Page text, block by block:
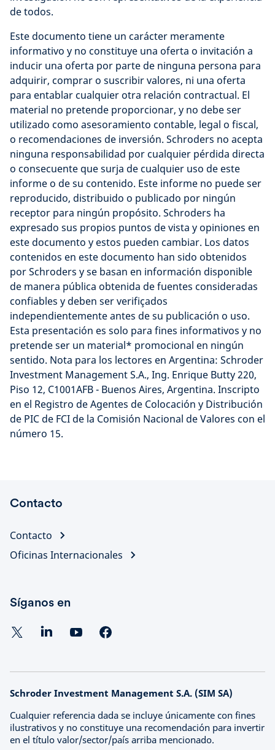
de todos.
Este documento tiene un carácter meramente
informativo y no constituye una oferta o invitación a
inducir una oferta por parte de ninguna persona para
adquirir, comprar o suscribir valores, ni una oferta
para entablar cualquier otra relación contractual. El
material no pretende proporcionar, y no debe ser
utilizado como asesoramiento contable, legal o fiscal,
o recomendaciones de inversión. Schroders no acepta
ninguna responsabilidad por cualquier pérdida directa
o consecuente que surja de cualquier uso de este
informe o de su contenido. Este informe no puede ser
reproducido, distribuido o publicado por ningún
receptor para ningún propósito. Schroders ha
expresado sus propios puntos de vista y opiniones en
este documento y estos pueden cambiar. Los datos
contenidos en este documento han sido obtenidos
por Schroders y se basan en información disponible
de manera pública obtenida de fuentes consideradas
confiables y deben ser verifiçados
independientemente antes de su publicación o uso.
Esta presentación es solo para fines informativos y no
pretende ser un material* promocional en ningún
sentido. Nota para los lectores en Argentina: Schroder
Investment Management S.A., Ing. Enrique Butty 220,
Piso 12, C1001AFB - Buenos Aires, Argentina. Inscripto
en el Registro de Agentes de Colocación y Distribución
de PIC de FCI de la Comisión Nacional de Valores con el
número 15.
Contacto
Contacto
Oficinas Internacionales
Síganos en
Schroder Investment Management S.A. (SIM SA)
Cualquier referencia dada se incluye únicamente con fines
ilustrativos y no constituye una recomendación para invertir
en el título valor/sector/país arriba mencionado.